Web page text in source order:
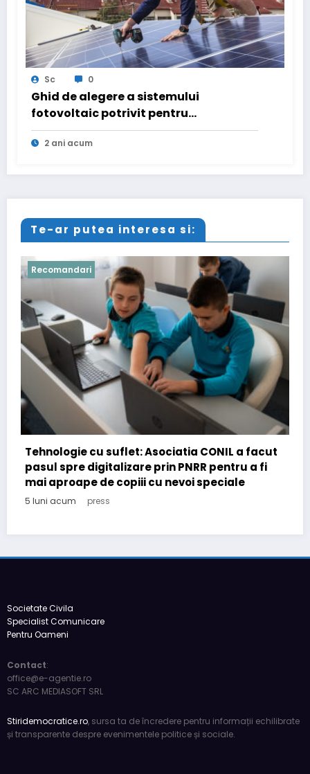
Sc 0
Ghid de alegere a sistemului
fotovoltaic potrivit pentru
microîntreprinderi
2 ani acum
Te-ar putea interesa si:
Recomandari
6 luni acum